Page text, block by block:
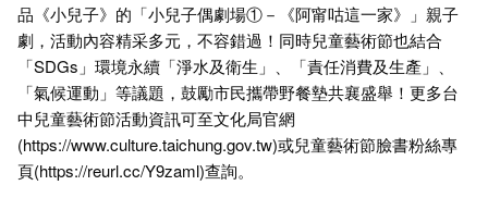
品《小兒子》的「小兒子偶劇場①－《阿甯咕這一家》」親子
劇，活動內容精采多元，不容錯過！同時兒童藝術節也結合
「SDGs」環境永續「淨水及衛生」、「責任消費及生產」、
「氣候運動」等議題，鼓勵市民攜帶野餐墊共襄盛舉！更多台
中兒童藝術節活動資訊可至文化局官網
(https://www.culture.taichung.gov.tw)或兒童藝術節臉書粉絲專
頁(https://reurl.cc/Y9zaml)查詢。